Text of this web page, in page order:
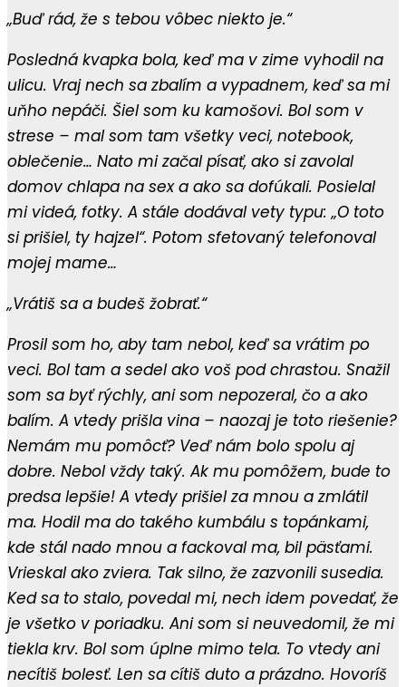
„Buď rád, že s tebou vôbec niekto je.“
Posledná kvapka bola, keď ma v zime vyhodil na
ulicu. Vraj nech sa zbalím a vypadnem, keď sa mi
uňho nepáči. Šiel som ku kamošovi. Bol som v
strese – mal som tam všetky veci, notebook,
oblečenie… Nato mi začal písať, ako si zavolal
domov chlapa na sex a ako sa dofúkali. Posielal
mi videá, fotky. A stále dodával vety typu: „O toto
si prišiel, ty hajzel“. Potom sfetovaný telefonoval
mojej mame…
„Vrátiš sa a budeš žobrať.“
Prosil som ho, aby tam nebol, keď sa vrátim po
veci. Bol tam a sedel ako voš pod chrastou. Snažil
som sa byť rýchly, ani som nepozeral, čo a ako
balím. A vtedy prišla vina – naozaj je toto riešenie?
Nemám mu pomôcť? Veď nám bolo spolu aj
dobre. Nebol vždy taký. Ak mu pomôžem, bude to
predsa lepšie! A vtedy prišiel za mnou a zmlátil
ma. Hodil ma do takého kumbálu s topánkami,
kde stál nado mnou a fackoval ma, bil päsťami.
Vrieskal ako zviera. Tak silno, že zazvonili susedia.
Ked sa to stalo, povedal mi, nech idem povedať, že
je všetko v poriadku. Ani som si neuvedomil, že mi
tiekla krv. Bol som úplne mimo tela. To vtedy ani
necítiš bolesť. Len sa cítiš duto a prázdno. Hovoríš